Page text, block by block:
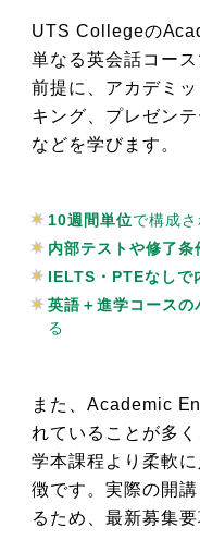
UTS Collegeの
単なる英会話コー
前提に、アカデミ
キング、プレゼン
などを学びます。
10週間単位で構成
内部テストや修了条
IELTS・PTEなしで
英語＋進学コースの
る
また、Academic
れていることが多
学本課程より柔軟
徴です。実際の開
るため、最新募集